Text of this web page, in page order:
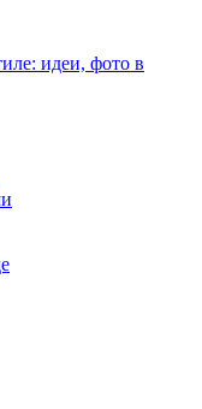
идеи, фото в